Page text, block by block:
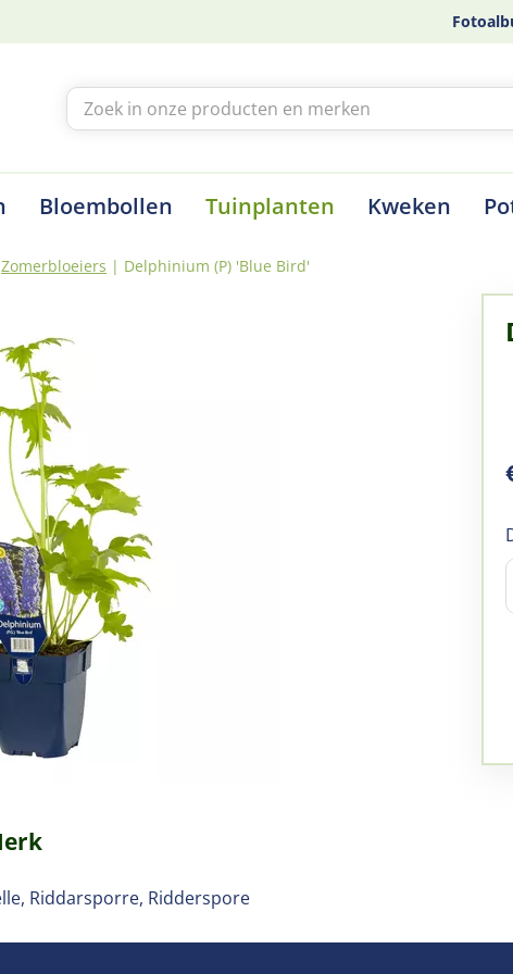
Zomerbloeiers Delphinium (P) 'Blue Bird'
Bloembollen Tuinplanten Kweken
Riddarsporre, Ridderspore